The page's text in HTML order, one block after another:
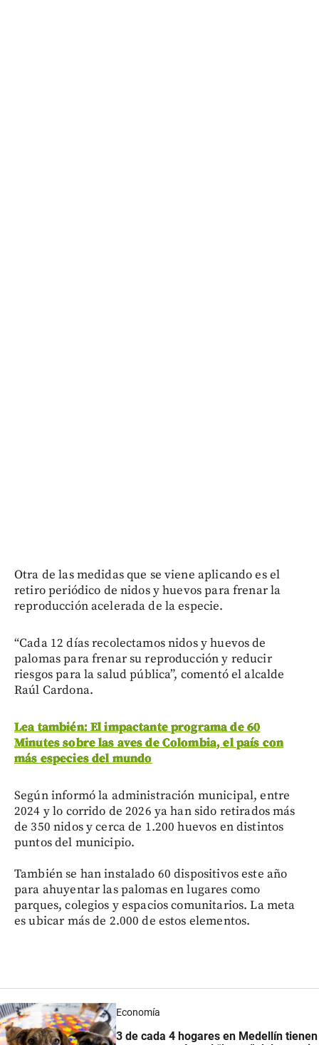
Otra de las medidas que se viene aplicando es el
retiro periódico de nidos y huevos para frenar la
reproducción acelerada de la especie.
“Cada 12 días recolectamos nidos y huevos de
palomas para frenar su reproducción y reducir
riesgos para la salud pública”, comentó el alcalde
Raúl Cardona.
Lea también: El impactante programa de 60
Minutes sobre las aves de Colombia, el país con
más especies del mundo
Según informó la administración municipal, entre
2024 y lo corrido de 2026 ya han sido retirados más
de 350 nidos y cerca de 1.200 huevos en distintos
puntos del municipio.
También se han instalado 60 dispositivos este año
para ahuyentar las palomas en lugares como
parques, colegios y espacios comunitarios. La meta
es ubicar más de 2.000 de estos elementos.
Economía
3 de cada 4 hogares en Medellín tienen